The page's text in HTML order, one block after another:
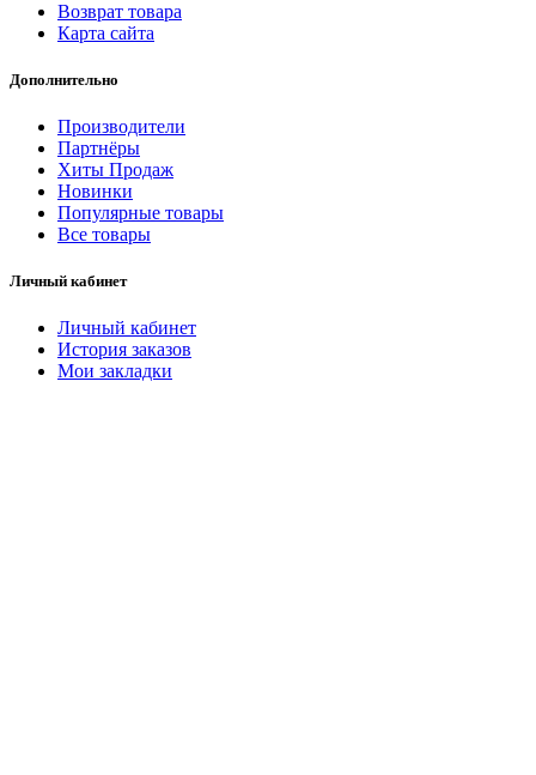
Возврат товара
Карта сайта
Дополнительно
Производители
Партнёры
Хиты Продаж
Новинки
Популярные товары
Все товары
Личный кабинет
Личный кабинет
История заказов
Мои закладки